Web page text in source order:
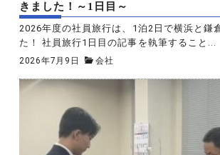
きました！～1日目～
2026年度の社員旅行は、1泊2日で横浜と鎌
た！ 社員旅行1日目の記事を執筆すること...
2026年7月9日 会社